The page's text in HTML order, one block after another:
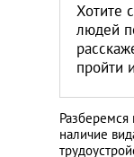
Хотите
людей
пройти
Разберемся
наличие